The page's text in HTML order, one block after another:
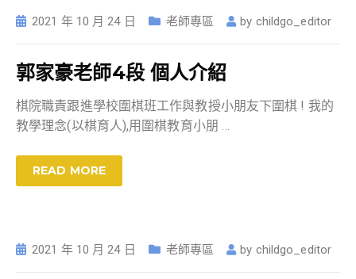
2021 年 10 月 24 日 老師專區 by childgo_editor
郭家豪老師4段 個人介紹
棋院職責跟進學校圍棋班工作與教授小朋友下圍棋 ! 我的
教學理念(以棋育人),用圍棋教育小朋 …
READ MORE
2021 年 10 月 24 日 老師專區 by childgo_editor